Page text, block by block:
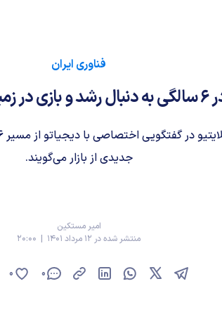
فناوری ایران
است
جدیدی از بازار می‌گویند.
امیر مستکین
منتشر شده در 12 مرداد 1401 | 20:00
0
0